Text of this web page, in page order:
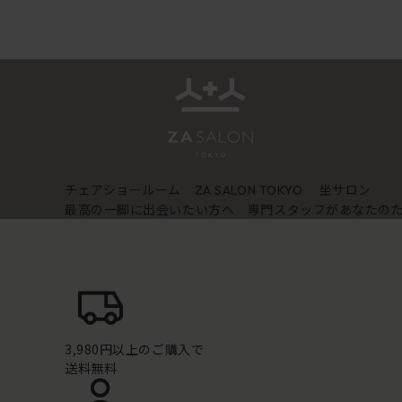
チェアショールーム ZA SALON TOKYO
坐サロン
最高の一脚に出会いたい方へ 専門スタッフがあなたの
3,980円以上のご購入で
送料無料